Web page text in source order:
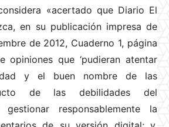
«acertado que Diario El
en su publicación impresa de
de 2012, Cuaderno 1, página
opiniones que ‘pudieran atentar
y el buen nombre de las
de las debilidades del
gestionar responsablemente la